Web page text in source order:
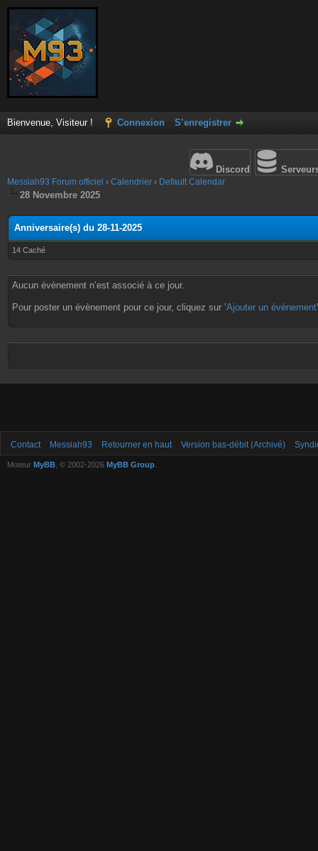
Bienvenue, Visiteur ! Connexion S’enregistrer
Discord
Messiah93 Forum officiel › Calendrier › Default Calendar
28 Novembre 2025
Anniversaire(s) du 28-11-2025
14 Caché
Aucun évènement n’est associé à ce jour.
Pour poster un évènement pour ce jour, cliquez sur ’Ajouter un évènement
Contact Messiah93 Retourner en haut Version bas-débit (Archivé)
Moteur MyBB , © 2002-2026 MyBB Group